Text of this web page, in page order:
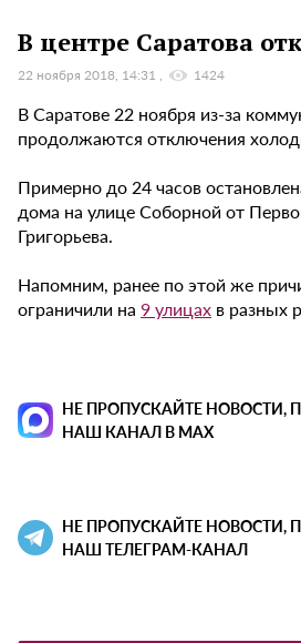
В центре Саратова
22 ноября 2018, 14:31 1424
В Саратове 22 ноября из-за
продолжаются отключения
Примерно до 24 часов
дома на улице Соборной от
Григорьева.
Напомним, ранее по этой же
ограничили на 9 улицах в разных
НЕ ПРОПУСКАЙТЕ НОВОСТИ,
НАШ КАНАЛ В MAX
НЕ ПРОПУСКАЙТЕ НОВОСТИ,
НАШ ТЕЛЕГРАМ-КАНАЛ